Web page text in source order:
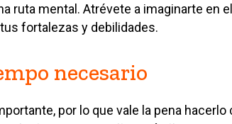
ruta mental. Atrévete a imaginarte en
fortalezas y debilidades.
necesario
por lo que vale la pena hacerlo